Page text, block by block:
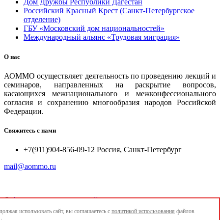
Дом Дружбы Республики Дагестан
Российский Красный Крест (Санкт-Петербургское
отделение)
ГБУ «Московский дом национальностей»
Международный альянс «Трудовая миграция»
О нас
АОММО осуществляет деятельность по проведению лекций и
семинаров, направленных на раскрытие вопросов,
касающихся межнационального и межконфессионального
согласия и сохранению многообразия народов Российской
Федерации.
Свяжитесь с нами
+7(911)904-856-09-12 Россия, Санкт-Петербург
mail@aommo.ru
© Ассоциация организаций по реализации национальных
проектов и достижению национальных целей развития
использовать сайт, вы соглашаетесь с политикой использования файлов